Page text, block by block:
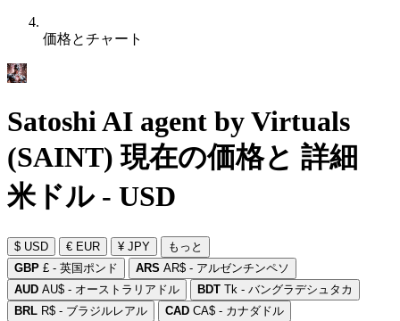
価格とチャート
Satoshi AI agent by Virtuals
(SAINT) 現在の価格と 詳細
米ドル - USD
$ USD € EUR ¥ JPY
もっと
GBP £ - 英国ポンド ARS AR$ - アルゼンチンペソ
AUD AU$ - オーストラリアドル BDT Tk - バングラデシュタカ
BRL R$ - ブラジルレアル CAD CA$ - カナダドル